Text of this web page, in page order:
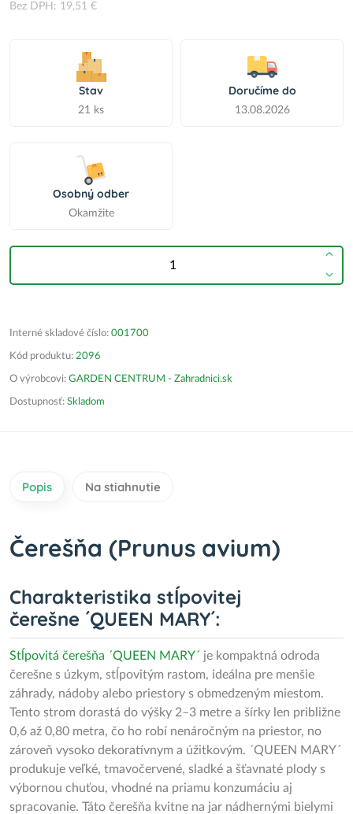
Bez DPH: 19,51 €
Stav
21 ks
Doručíme do
13.08.2026
Osobný odber
Okamžite
Interné skladové číslo: 001700
Kód produktu: 2096
O výrobcovi: GARDEN CENTRUM - Zahradnici.sk
Dostupnosť: Skladom
Popis Na stiahnutie
Čerešňa (Prunus avium)
Charakteristika stĺpovitej
čerešne ´QUEEN MARY´:
Stĺpovitá čerešňa ´QUEEN MARY´ je kompaktná odroda
čerešne s úzkym, stĺpovitým rastom, ideálna pre menšie
záhrady, nádoby alebo priestory s obmedzeným miestom.
Tento strom dorastá do výšky 2–3 metre a šírky len približne
0,6 až 0,80 metra, čo ho robí nenáročným na priestor, no
zároveň vysoko dekoratívnym a úžitkovým. ´QUEEN MARY´
produkuje veľké, tmavočervené, sladké a šťavnaté plody s
výbornou chuťou, vhodné na priamu konzumáciu aj
spracovanie. Táto čerešňa kvitne na jar nádhernými bielymi